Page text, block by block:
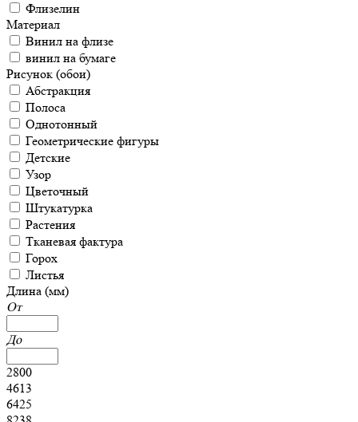
Флизелин
Материал
Винил на флизе
винил на бумаге
Рисунок (обои)
Абстракция
Полоса
Однотонный
Геометрические фигуры
Детские
Узор
Цветочный
Штукатурка
Растения
Тканевая фактура
Горох
Листья
Длина (мм)
От
До
2800
4613
6425